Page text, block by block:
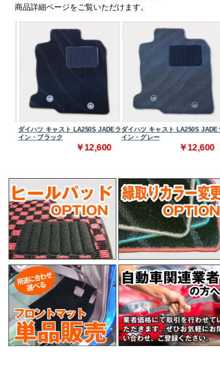
商品詳細ページをご覧いただけます。
ダイハツ キャスト LA250S JADEラ
イン・ブラック
￥12,600
ダイハツ キャスト LA250S JADE
イン・グレー
￥12,600